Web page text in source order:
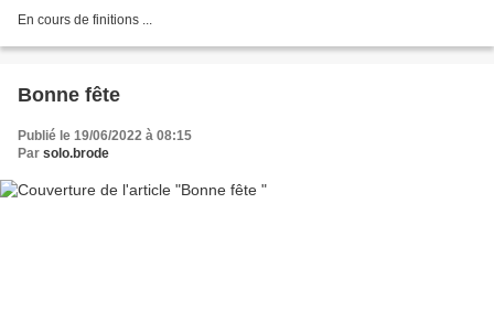
En cours de finitions ...
Bonne fête
Publié le 19/06/2022 à 08:15
Par solo.brode